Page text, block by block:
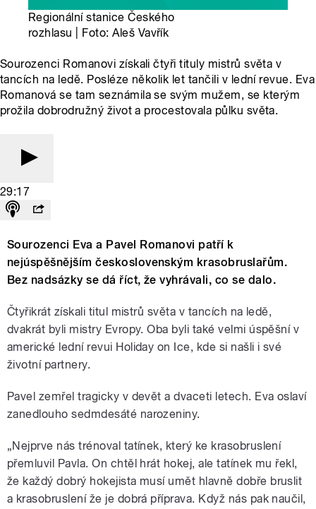
Regionální stanice Českého
rozhlasu | Foto: Aleš Vavřík
Sourozenci Romanovi získali čtyři tituly mistrů světa v
tancích na ledě. Posléze několik let tančili v lední revue. Eva
Romanová se tam seznámila se svým mužem, se kterým
prožila dobrodružný život a procestovala půlku světa.
29:17
Sourozenci Eva a Pavel Romanovi patří k
nejúspěšnějším československým krasobruslařům.
Bez nadsázky se dá říct, že vyhrávali, co se dalo.
Čtyřikrát získali titul mistrů světa v tancích na ledě,
dvakrát byli mistry Evropy. Oba byli také velmi úspěšní v
americké lední revui Holiday on Ice, kde si našli i své
životní partnery.
Pavel zemřel tragicky v devět a dvaceti letech. Eva oslaví
zanedlouho sedmdesáté narozeniny.
„Nejprve nás trénoval tatínek, který ke krasobruslení
přemluvil Pavla. On chtěl hrát hokej, ale tatínek mu řekl,
že každý dobrý hokejista musí umět hlavně dobře bruslit
a krasobruslení že je dobrá příprava. Když nás pak naučil,